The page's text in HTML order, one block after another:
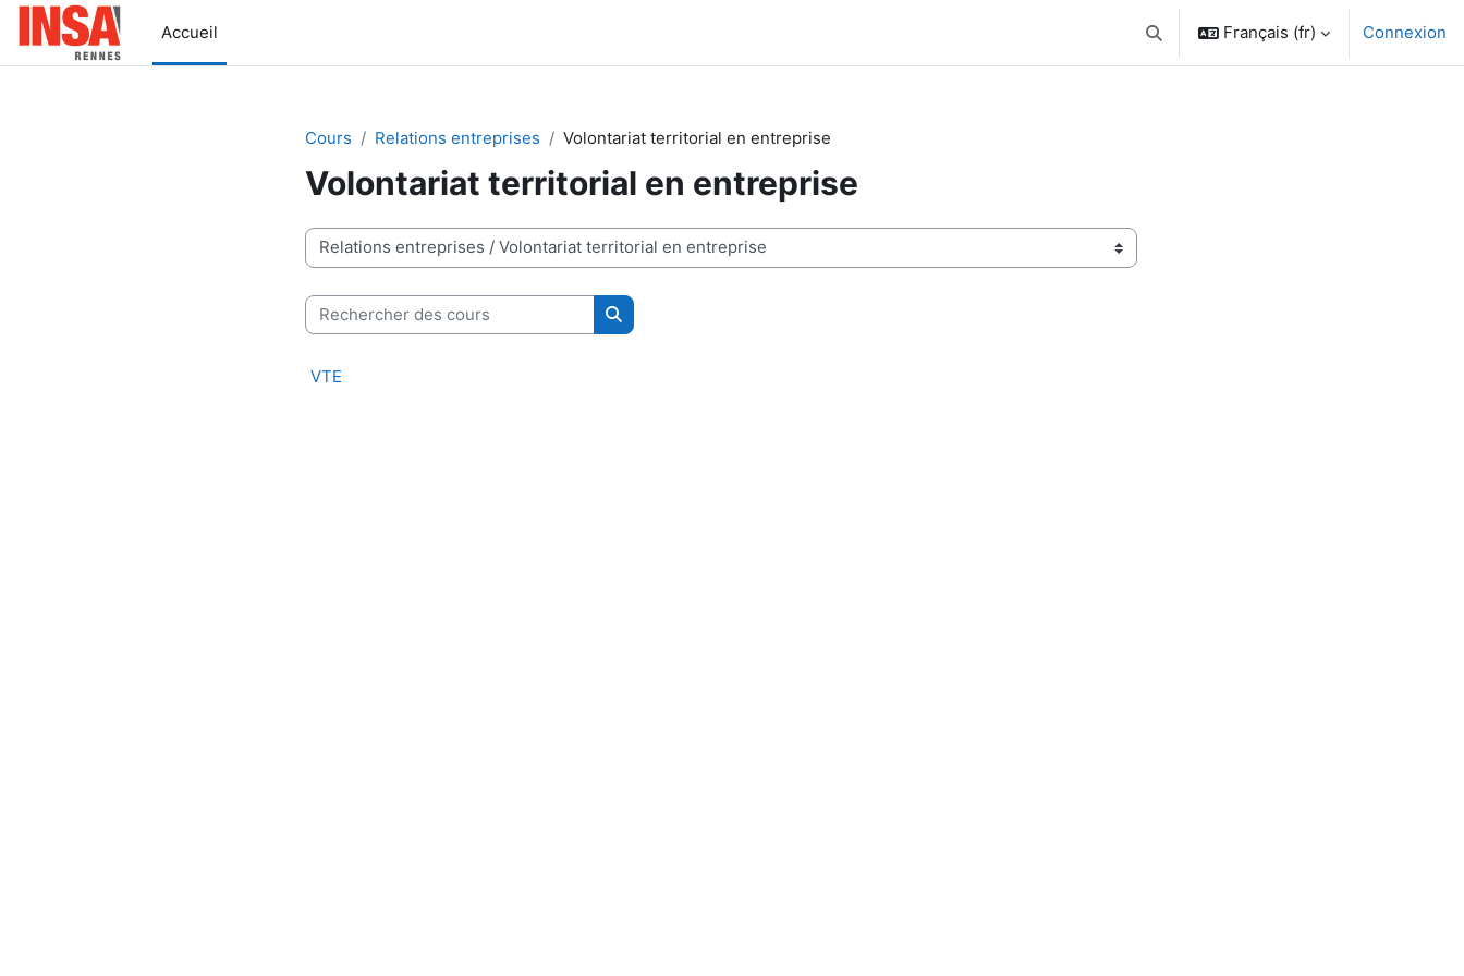
Passer au contenu principal
Accueil
Activer/désactiver la saisie de recherche
Français ‎(fr)‎ Connexion
Cours Relations entreprises Volontariat territorial en entreprise
Volontariat territorial en entreprise
Catégories de cours
Rechercher des cours
Rechercher des cours
VTE